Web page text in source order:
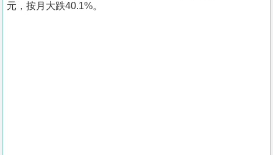
元，按月大跌40.1%。